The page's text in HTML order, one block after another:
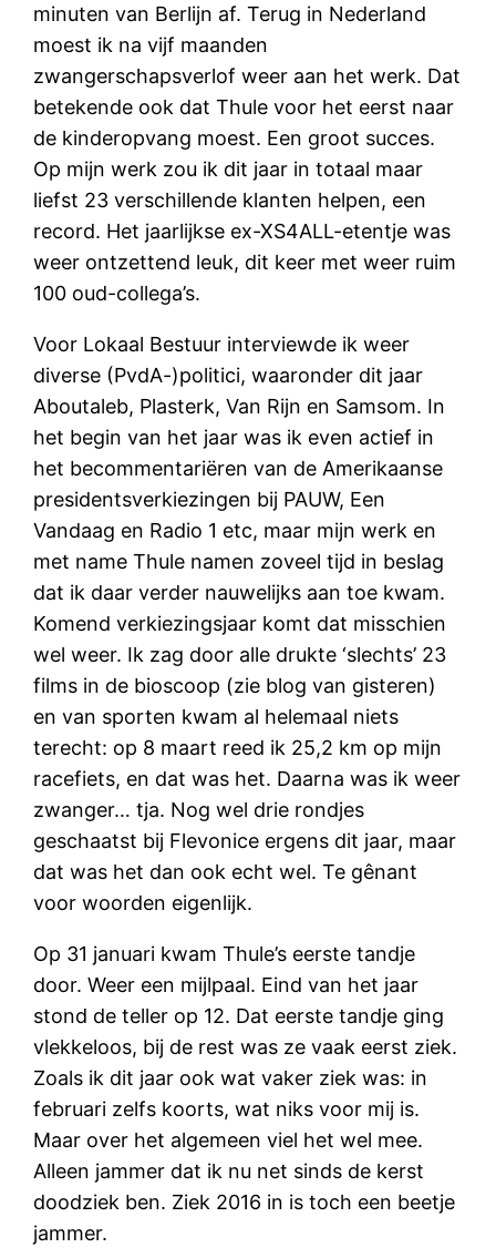
minuten van Berlijn af. Terug in Nederland
moest ik na vijf maanden
zwangerschapsverlof weer aan het werk. Dat
betekende ook dat Thule voor het eerst naar
de kinderopvang moest. Een groot succes.
Op mijn werk zou ik dit jaar in totaal maar
liefst 23 verschillende klanten helpen, een
record. Het jaarlijkse ex-XS4ALL-etentje was
weer ontzettend leuk, dit keer met weer ruim
100 oud-collega’s.
Voor Lokaal Bestuur interviewde ik weer
diverse (PvdA-)politici, waaronder dit jaar
Aboutaleb, Plasterk, Van Rijn en Samsom. In
het begin van het jaar was ik even actief in
het becommentariëren van de Amerikaanse
presidentsverkiezingen bij PAUW, Een
Vandaag en Radio 1 etc, maar mijn werk en
met name Thule namen zoveel tijd in beslag
dat ik daar verder nauwelijks aan toe kwam.
Komend verkiezingsjaar komt dat misschien
wel weer. Ik zag door alle drukte ‘slechts’ 23
films in de bioscoop (zie blog van gisteren)
en van sporten kwam al helemaal niets
terecht: op 8 maart reed ik 25,2 km op mijn
racefiets, en dat was het. Daarna was ik weer
zwanger… tja. Nog wel drie rondjes
geschaatst bij Flevonice ergens dit jaar, maar
dat was het dan ook echt wel. Te gênant
voor woorden eigenlijk.
Op 31 januari kwam Thule’s eerste tandje
door. Weer een mijlpaal. Eind van het jaar
stond de teller op 12. Dat eerste tandje ging
vlekkeloos, bij de rest was ze vaak eerst ziek.
Zoals ik dit jaar ook wat vaker ziek was: in
februari zelfs koorts, wat niks voor mij is.
Maar over het algemeen viel het wel mee.
Alleen jammer dat ik nu net sinds de kerst
doodziek ben. Ziek 2016 in is toch een beetje
jammer.